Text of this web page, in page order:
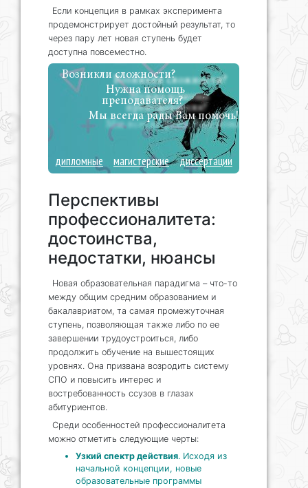
Если концепция в рамках эксперимента
продемонстрирует достойный результат, то
через пару лет новая ступень будет
доступна повсеместно.
Возникли сложности?
Нужна помощь
преподавателя?
Мы всегда рады Вам помочь!
дипломные магистерские диссертации
Перспективы
профессионалитета:
достоинства,
недостатки, нюансы
Новая образовательная парадигма – что-то
между общим средним образованием и
бакалавриатом, та самая промежуточная
ступень, позволяющая также либо по ее
завершении трудоустроиться, либо
продолжить обучение на вышестоящих
уровнях. Она призвана возродить систему
СПО и повысить интерес и
востребованность ссузов в глазах
абитуриентов.
Среди особенностей профессионалитета
можно отметить следующие черты:
Узкий спектр действия. Исходя из
начальной концепции, новые
образовательные программы